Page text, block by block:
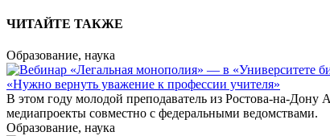
ЧИТАЙТЕ ТАКЖЕ
Образование, наука
«Нужно вернуть уважение к профессии учителя»
В этом году молодой преподаватель из Ростова-на-Дону
медиапроекты совместно с федеральными ведомствами.
Образование, наука